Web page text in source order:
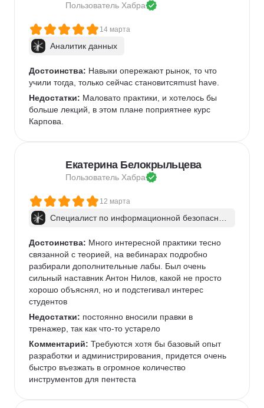
Пользователь Хабра
14 марта
Аналитик данных
Достоинства: Навыки опережают рынок, то что
учили тогда, только сейчас становитсяmust have.
Недостатки: Маловато практики, и хотелось бы
больше лекций, в этом плане поприятнее курс
Карпова.
Екатерина Белокрыльцева
Пользователь Хабра
12 марта
Специалист по информационной безопаснос
Достоинства: Много интересной практики тесно
связанной с теорией, на вебинарах подробно
разбирали дополнительные лабы. Был очень
сильный наставник Антон Нилов, какой не просто
хорошо объяснял, но и подстегивал интерес
студентов
Недостатки: постоянно вносили правки в
тренажер, так как что-то устарело
Комментарий: Требуются хотя бы базовый опыт
разработки и администрирования, придется очень
быстро въезжать в огромное количество
инструментов для пентеста